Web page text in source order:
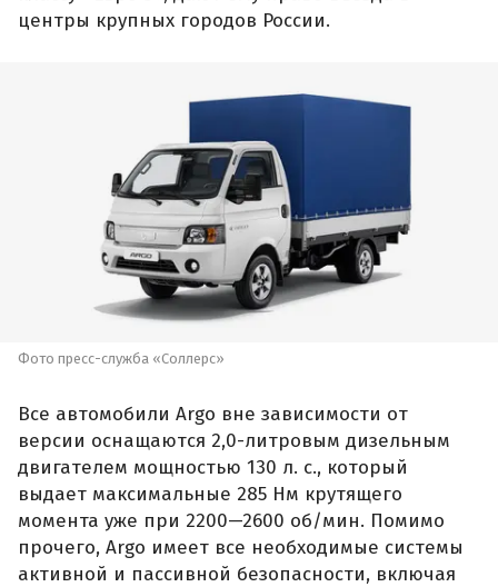
центры крупных городов России.
Фото пресс-служба «Соллерс»
Все автомобили Argo вне зависимости от
версии оснащаются 2,0-литровым дизельным
двигателем мощностью 130 л. с., который
выдает максимальные 285 Нм крутящего
момента уже при 2200—2600 об/мин. Помимо
прочего, Argo имеет все необходимые системы
активной и пассивной безопасности, включая